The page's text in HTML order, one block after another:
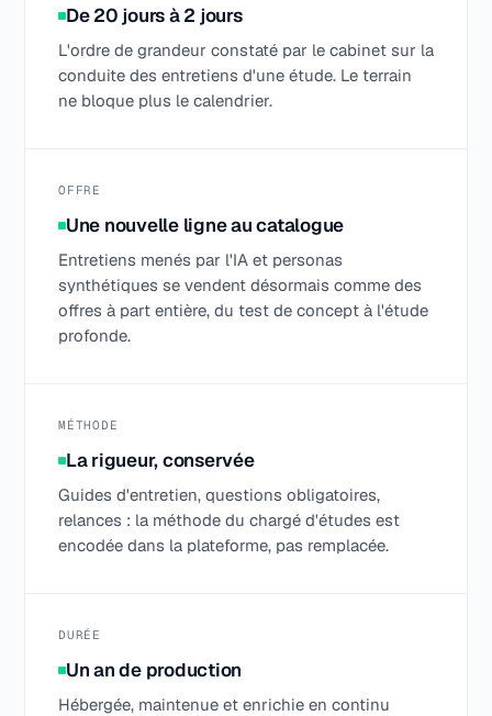
De 20 jours à 2 jours
L'ordre de grandeur constaté par le cabinet sur la
conduite des entretiens d'une étude. Le terrain
ne bloque plus le calendrier.
OFFRE
Une nouvelle ligne au catalogue
Entretiens menés par l'IA et personas
synthétiques se vendent désormais comme des
offres à part entière, du test de concept à l'étude
profonde.
MÉTHODE
La rigueur, conservée
Guides d'entretien, questions obligatoires,
relances : la méthode du chargé d'études est
encodée dans la plateforme, pas remplacée.
DURÉE
Un an de production
Hébergée, maintenue et enrichie en continu